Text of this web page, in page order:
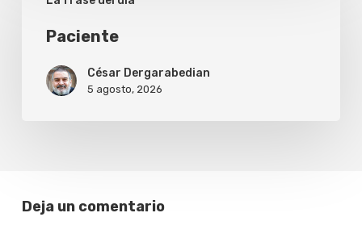
Paciente
César Dergarabedian
5 agosto, 2026
Deja un comentario